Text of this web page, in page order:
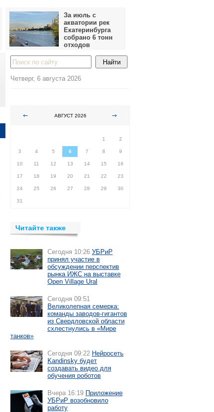
За июль с
акватории рек
Екатеринбурга
собрано 6 тонн
отходов
Четверг, 6 августа 2026
АВГУСТ 2026
1
2
3 4 5 6 7 8 9
10 11 12 13 14 15 16
17 18 19 20 21 22 23
24 25 26 27 28 29 30
31
Читайте также
Сегодня 10:26 УБРиР
принял участие в
обсуждении перспектив
рынка ИЖС на выставке
Open Village Ural
Сегодня 09:51
Великолепная семерка:
команды заводов-гигантов
из Свердловской области
схлестнулись в «Мире
танков»
Сегодня 09:22 Нейросеть
Kandinsky будет
создавать видео для
обучения роботов
Вчера 16:19 Приложение
УБРиР возобновило
работу